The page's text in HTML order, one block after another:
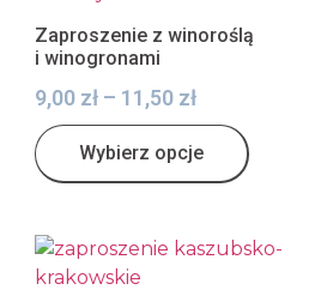
Zaproszenie z winoroślą
i winogronami
9,00 zł – 11,50 zł
Wybierz opcje